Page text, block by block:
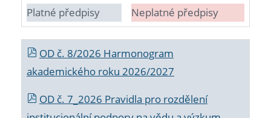
Platné předpisy Neplatné předpisy
OD č. 8/2026 Harmonogram
akademického roku 2026/2027
OD č. 7_2026 Pravidla pro rozdělení